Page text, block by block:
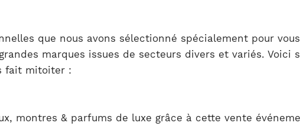
que nous avons sélectionné spécialement pour
marques issues de secteurs divers et variés. Voici
fait mitoiter :
montres & parfums de luxe grâce à cette vente